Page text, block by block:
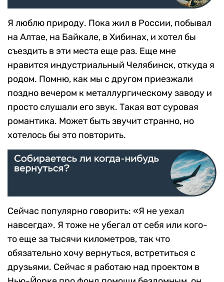
Я люблю природу. Пока жил в России, побывал
на Алтае, на Байкале, в Хибинах, и хотел бы
съездить в эти места еще раз. Еще мне
нравится индустриальный Челябинск, откуда я
родом. Помню, как мы с другом приезжали
поздно вечером к металлургическому заводу и
просто слушали его звук. Такая вот суровая
романтика. Может быть звучит странно, но
хотелось бы это повторить.
Сейчас популярно говорить: «Я не уехал
навсегда». Я тоже не убегал от себя или кого-
то еще за тысячи километров, так что
обязательно хочу вернуться, встретиться с
друзьями. Сейчас я работаю над проектом в